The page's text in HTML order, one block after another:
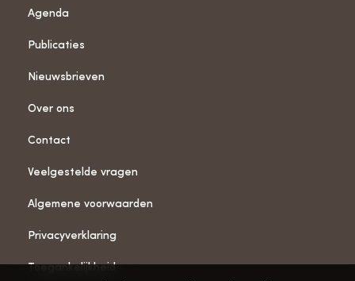
Agenda
Publicaties
Nieuwsbrieven
Over ons
Contact
Veelgestelde vragen
Algemene voorwaarden
Privacyverklaring
Toegankelijkheid